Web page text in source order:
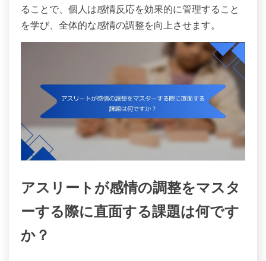
ることで、個人は感情反応を効果的に管理すること
を学び、全体的な感情の調整を向上させます。
アスリートが感情の調整をマスタ
ーする際に直面する課題は何です
か？